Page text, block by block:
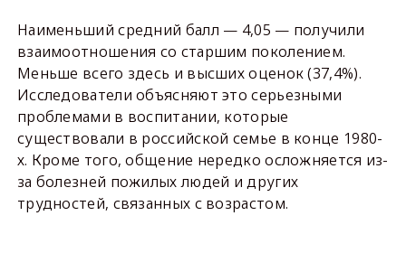
Наименьший средний балл — 4,05 — получили
взаимоотношения со старшим поколением.
Меньше всего здесь и высших оценок (37,4%).
Исследователи объясняют это серьезными
проблемами в воспитании, которые
существовали в российской семье в конце 1980-
х. Кроме того, общение нередко осложняется из-
за болезней пожилых людей и других
трудностей, связанных с возрастом.